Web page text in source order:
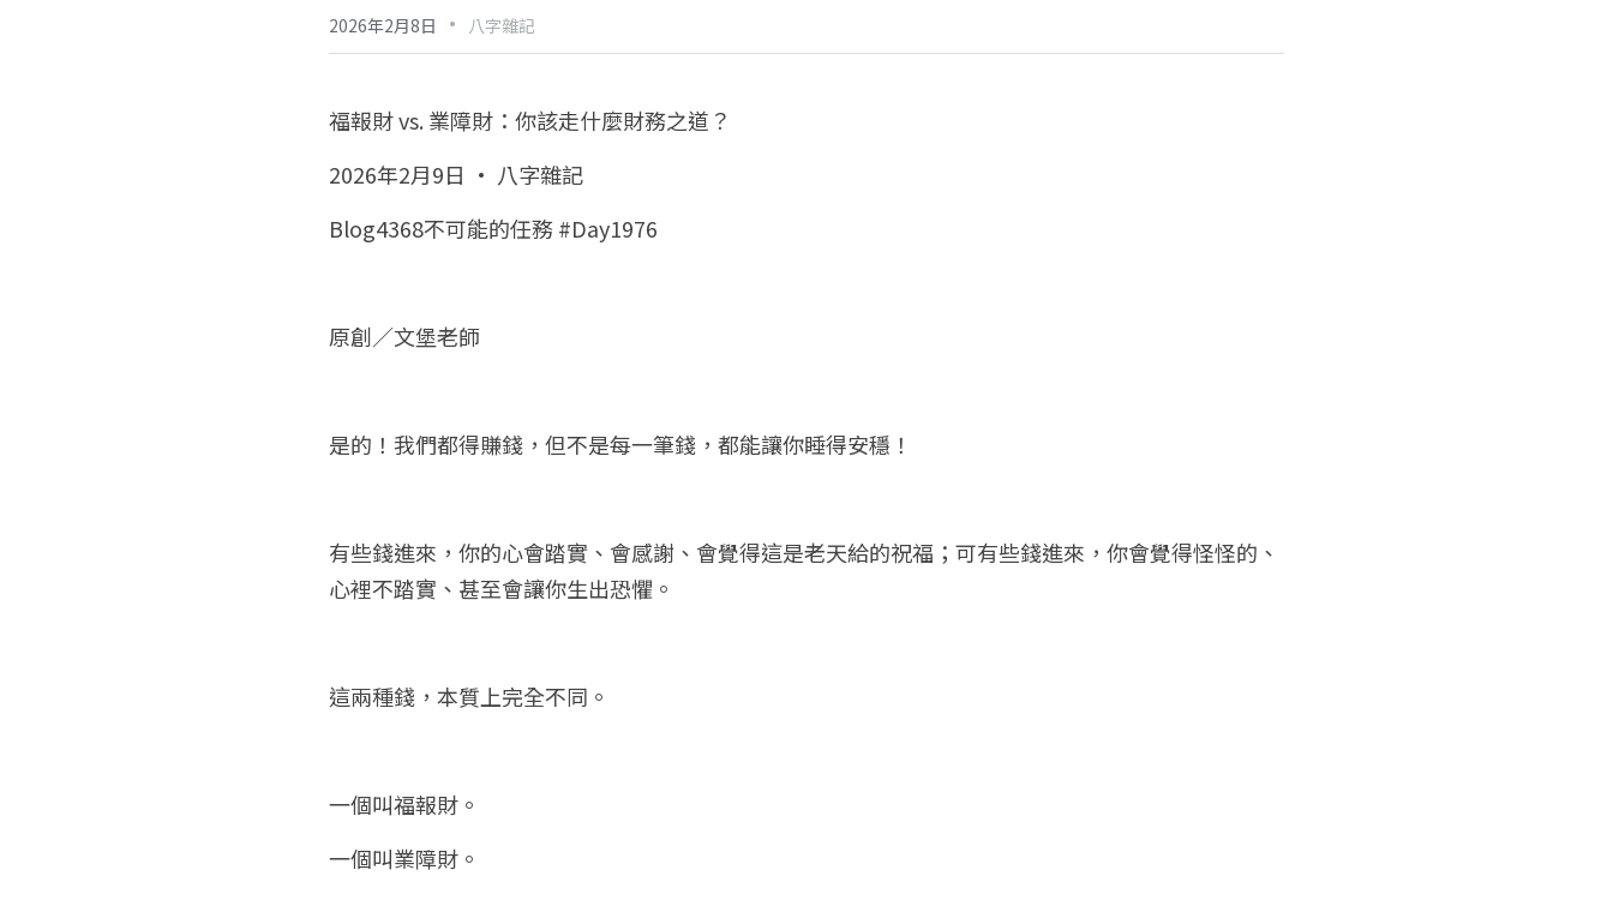
2026年2月8日 · 八字雜記
福報財 vs. 業障財：你該走什麼財務之道？
2026年2月9日 · 八字雜記
Blog4368不可能的任務 #Day1976
原創／文堡老師
是的！我們都得賺錢，但不是每一筆錢，都能讓你睡得安穩！
有些錢進來，你的心會踏實、會感謝、會覺得這是老天給的祝福；可有些錢進來，你會覺得怪怪的、
心裡不踏實、甚至會讓你生出恐懼。
這兩種錢，本質上完全不同。
一個叫福報財。
一個叫業障財。